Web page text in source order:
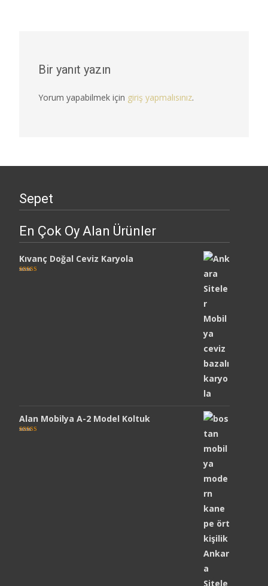
Bir yanıt yazın
Yorum yapabilmek için giriş yapmalısınız.
Sepet
En Çok Oy Alan Ürünler
Kıvanç Doğal Ceviz Karyola
Alan Mobilya A-2 Model Koltuk